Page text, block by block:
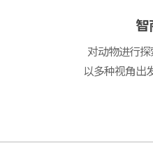
智
对动物进行
以多种视角出